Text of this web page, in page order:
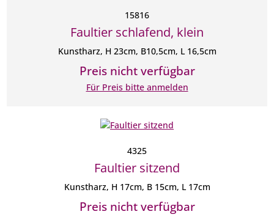
15816
Faultier schlafend, klein
Kunstharz, H 23cm, B10,5cm, L 16,5cm
Preis nicht verfügbar
Für Preis bitte anmelden
4325
Faultier sitzend
Kunstharz, H 17cm, B 15cm, L 17cm
Preis nicht verfügbar